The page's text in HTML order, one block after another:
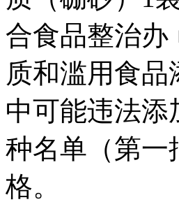
合食品整治办
质和滥用食
中可能违法添
种名单（第一
格。